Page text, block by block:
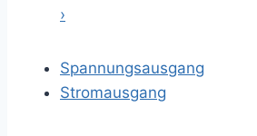
›
Spannungsausgang
Stromausgang